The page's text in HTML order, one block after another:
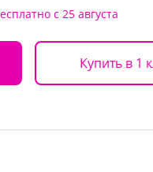
с 25 августа
Купить в 1